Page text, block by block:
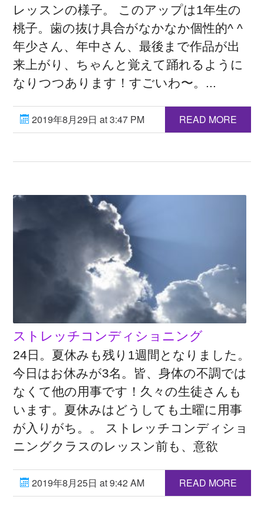
レッスンの様子。 このアップは1年生の
桃子。歯の抜け具合がなかなか個性的^ ^
年少さん、年中さん、最後まで作品が出
来上がり、ちゃんと覚えて踊れるように
なりつつあります！すごいわ〜。...
2019年8月29日 at 3:47 PM READ MORE
ストレッチコンディショニング
24日。夏休みも残り1週間となりました。
今日はお休みが3名。皆、身体の不調では
なくて他の用事です！久々の生徒さんも
います。夏休みはどうしても土曜に用事
が入りがち。。 ストレッチコンディショ
ニングクラスのレッスン前も、意欲
2019年8月25日 at 9:42 AM READ MORE